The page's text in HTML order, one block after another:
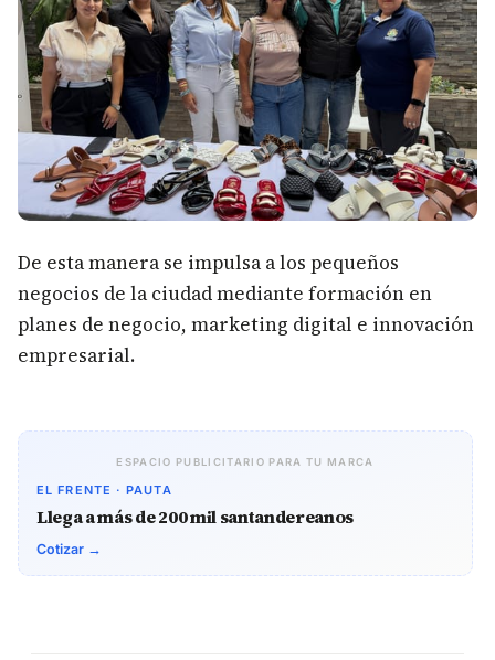
De esta manera se impulsa a los pequeños
negocios de la ciudad mediante formación en
planes de negocio, marketing digital e innovación
empresarial.
ESPACIO PUBLICITARIO PARA TU MARCA
EL FRENTE · PAUTA
Llega a más de 200 mil santandereanos
Cotizar →